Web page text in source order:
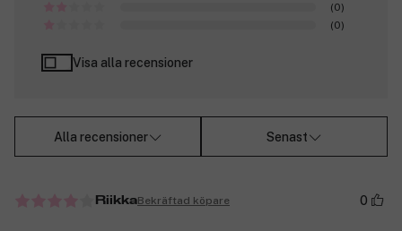
(0)
(0)
Visa alla recensioner
Alla recensioner Senast
RiikkaBekräftad köpare 0